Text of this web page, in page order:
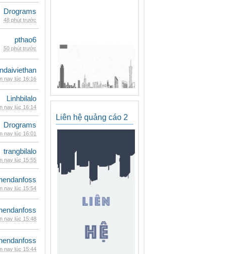
Drograms
48 phút trước
pthao6
50 phút trước
nay lúc 16:16
Linhbilalo
nay lúc 16:14
Drograms
nay lúc 16:01
trangbilalo
nay lúc 15:55
nay lúc 15:54
nay lúc 15:48
nay lúc 15:44
Liên hệ quảng cáo 2